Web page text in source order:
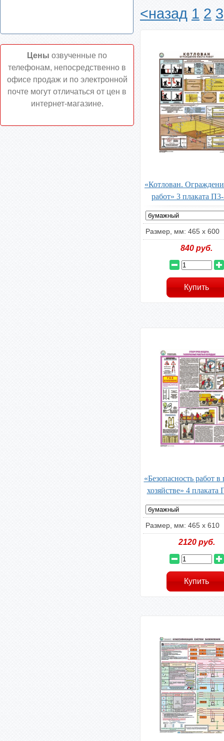
<назад 1 2 3
«Котлован.
работ» 3 плаката
Размер, мм: 465 х 600
840 руб.
«Безопасность работ в
хозяйстве» 4 плаката
Размер, мм: 465 х 610
2120руб.
Цены озвученные по
телефонам, непосредственно в
офисе продаж и по электронной
почте могут отличаться от цен в
интернет-магазине.